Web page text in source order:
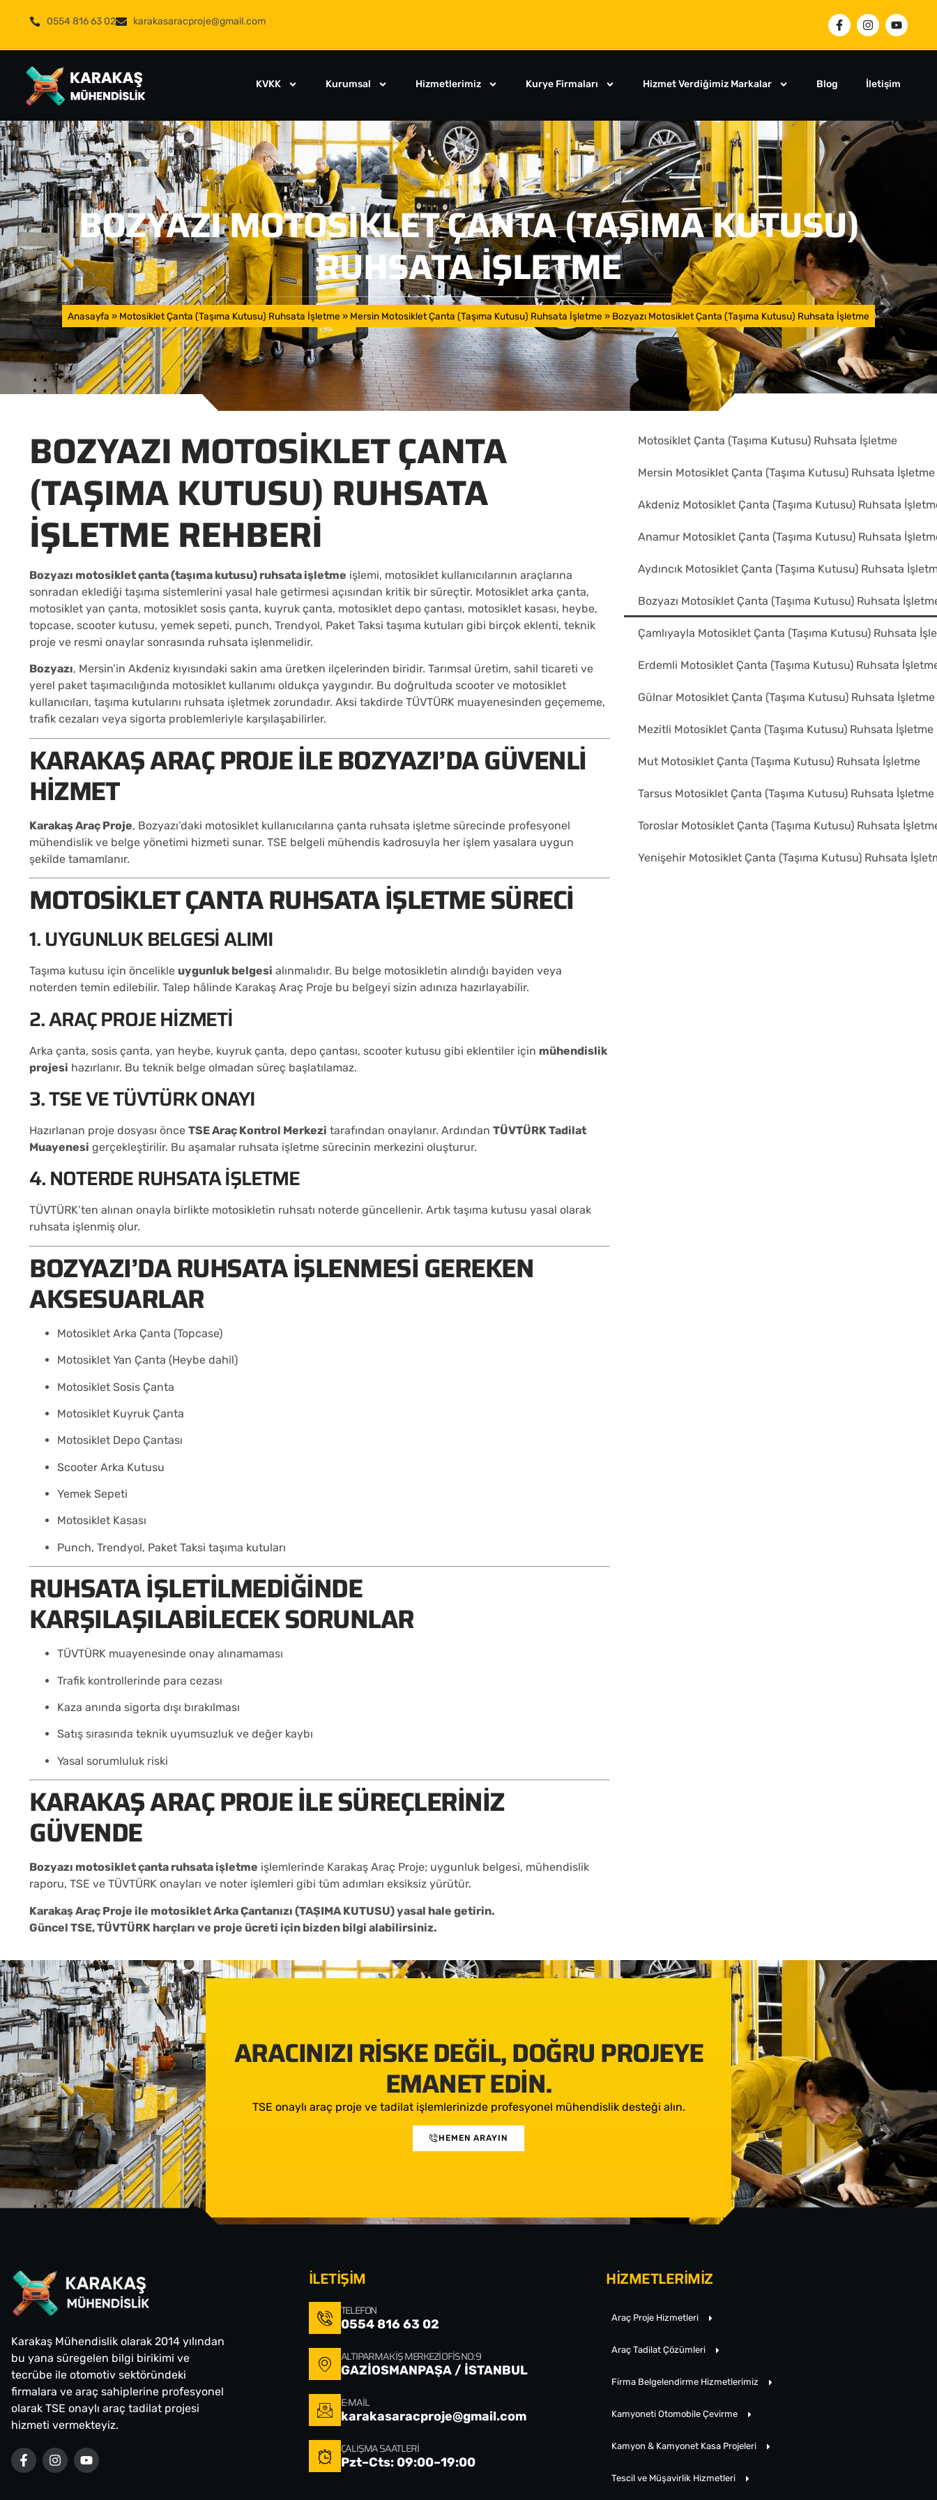
0554 816 63 02 karakasaracproje@gmail.com
KVKK Kurumsal Hizmetlerimiz Kurye Firmaları Hizmet Verdiğimiz Markalar Blog İletişim
BOZYAZI MOTOSIKLET ÇANTA (TAŞIMA KUTUSU)
RUHSATA İŞLETME
Anasayfa » Motosiklet Çanta (Taşıma Kutusu) Ruhsata İşletme » Mersin Motosiklet Çanta (Taşıma Kutusu) Ruhsata İşletme » Bozyazı Motosiklet Çanta (Taşıma Kutusu) Ruhsata İşletme
BOZYAZI MOTOSIKLET ÇANTA
(TAŞIMA KUTUSU) RUHSATA
İŞLETME REHBERI
Bozyazı motosiklet çanta (taşıma kutusu) ruhsata işletme işlemi, motosiklet kullanıcılarının araçlarına
sonradan eklediği taşıma sistemlerini yasal hale getirmesi açısından kritik bir süreçtir. Motosiklet arka çanta,
motosiklet yan çanta, motosiklet sosis çanta, kuyruk çanta, motosiklet depo çantası, motosiklet kasası, heybe,
topcase, scooter kutusu, yemek sepeti, punch, Trendyol, Paket Taksi taşıma kutuları gibi birçok eklenti, teknik
proje ve resmi onaylar sonrasında ruhsata işlenmelidir.
Bozyazı, Mersin’in Akdeniz kıyısındaki sakin ama üretken ilçelerinden biridir. Tarımsal üretim, sahil ticareti ve
yerel paket taşımacılığında motosiklet kullanımı oldukça yaygındır. Bu doğrultuda scooter ve motosiklet
kullanıcıları, taşıma kutularını ruhsata işletmek zorundadır. Aksi takdirde TÜVTÜRK muayenesinden geçememe,
trafik cezaları veya sigorta problemleriyle karşılaşabilirler.
KARAKAŞ ARAÇ PROJE ILE BOZYAZI’DA GÜVENLI
HIZMET
Karakaş Araç Proje, Bozyazı’daki motosiklet kullanıcılarına çanta ruhsata işletme sürecinde profesyonel
mühendislik ve belge yönetimi hizmeti sunar. TSE belgeli mühendis kadrosuyla her işlem yasalara uygun
şekilde tamamlanır.
MOTOSIKLET ÇANTA RUHSATA İŞLETME SÜRECI
1. UYGUNLUK BELGESI ALIMI
Taşıma kutusu için öncelikle uygunluk belgesi alınmalıdır. Bu belge motosikletin alındığı bayiden veya
noterden temin edilebilir. Talep hâlinde Karakaş Araç Proje bu belgeyi sizin adınıza hazırlayabilir.
2. ARAÇ PROJE HIZMETI
Arka çanta, sosis çanta, yan heybe, kuyruk çanta, depo çantası, scooter kutusu gibi eklentiler için mühendislik
projesi hazırlanır. Bu teknik belge olmadan süreç başlatılamaz.
3. TSE VE TÜVTÜRK ONAYI
Hazırlanan proje dosyası önce TSE Araç Kontrol Merkezi tarafından onaylanır. Ardından TÜVTÜRK Tadilat
Muayenesi gerçekleştirilir. Bu aşamalar ruhsata işletme sürecinin merkezini oluşturur.
4. NOTERDE RUHSATA İŞLETME
TÜVTÜRK’ten alınan onayla birlikte motosikletin ruhsatı noterde güncellenir. Artık taşıma kutusu yasal olarak
ruhsata işlenmiş olur.
BOZYAZI’DA RUHSATA İŞLENMESI GEREKEN
AKSESUARLAR
Motosiklet Arka Çanta (Topcase)
Motosiklet Yan Çanta (Heybe dahil)
Motosiklet Sosis Çanta
Motosiklet Kuyruk Çanta
Motosiklet Depo Çantası
Scooter Arka Kutusu
Yemek Sepeti
Motosiklet Kasası
Punch, Trendyol, Paket Taksi taşıma kutuları
RUHSATA İŞLETILMEDIĞINDE
KARŞILAŞILABILECEK SORUNLAR
TÜVTÜRK muayenesinde onay alınamaması
Trafik kontrollerinde para cezası
Kaza anında sigorta dışı bırakılması
Satış sırasında teknik uyumsuzluk ve değer kaybı
Yasal sorumluluk riski
KARAKAŞ ARAÇ PROJE ILE SÜREÇLERINIZ
GÜVENDE
Bozyazı motosiklet çanta ruhsata işletme işlemlerinde Karakaş Araç Proje; uygunluk belgesi, mühendislik
raporu, TSE ve TÜVTÜRK onayları ve noter işlemleri gibi tüm adımları eksiksiz yürütür.
Karakaş Araç Proje ile motosiklet Arka Çantanızı (TAŞIMA KUTUSU) yasal hale getirin.
Güncel TSE, TÜVTÜRK harçları ve proje ücreti için bizden bilgi alabilirsiniz.
Motosiklet Çanta (Taşıma Kutusu) Ruhsata İşletme
Mersin Motosiklet Çanta (Taşıma Kutusu) Ruhsata İşletme
Akdeniz Motosiklet Çanta (Taşıma Kutusu) Ruhsata
Anamur Motosiklet Çanta (Taşıma Kutusu) Ruhsata
Aydıncık Motosiklet Çanta (Taşıma Kutusu) Ruhsata
Bozyazı Motosiklet Çanta (Taşıma Kutusu) Ruhsata
Çamlıyayla Motosiklet Çanta (Taşıma Kutusu) Ruhsata
Erdemli Motosiklet Çanta (Taşıma Kutusu) Ruhsata
Gülnar Motosiklet Çanta (Taşıma Kutusu) Ruhsata İşletme
Mezitli Motosiklet Çanta (Taşıma Kutusu) Ruhsata İşletme
Mut Motosiklet Çanta (Taşıma Kutusu) Ruhsata İşletme
Tarsus Motosiklet Çanta (Taşıma Kutusu) Ruhsata İşletme
Toroslar Motosiklet Çanta (Taşıma Kutusu) Ruhsata
Yenişehir Motosiklet Çanta (Taşıma Kutusu) Ruhsata
ARACINIZI RISKE DEĞIL, DOĞRU PROJEYE
EMANET EDIN.
TSE onaylı araç proje ve tadilat işlemlerinizde profesyonel mühendislik desteği alın.
HEMEN ARAYIN
Karakaş Mühendislik olarak 2014 yılından
bu yana süregelen bilgi birikimi ve
tecrübe ile otomotiv sektöründeki
firmalara ve araç sahiplerine profesyonel
olarak TSE onaylı araç tadilat projesi
hizmeti vermekteyiz.
İLETİŞİM
TELEFON
0554 816 63 02
ALTIPARMAK İŞ MERKEZI OFIS NO: 9
GAZİOSMANPAŞA / İSTANBUL
E-MAIL
karakasaracproje@gmail.com
ÇALIŞMA SAATLERI
Pzt–Cts: 09:00–19:00
HİZMETLERİMİZ
Araç Proje Hizmetleri
Araç Tadilat Çözümleri
Firma Belgelendirme Hizmetlerimiz
Kamyoneti Otomobile Çevirme
Kamyon & Kamyonet Kasa Projeleri
Tescil ve Müşavirlik Hizmetleri